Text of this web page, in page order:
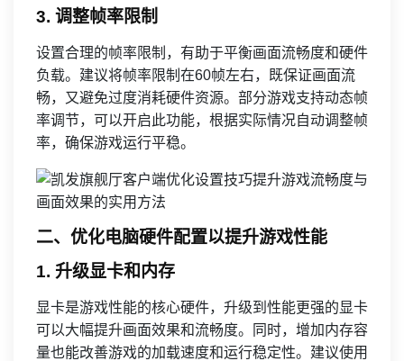
3. 调整帧率限制
设置合理的帧率限制，有助于平衡画面流畅度和硬件
负载。建议将帧率限制在60帧左右，既保证画面流
畅，又避免过度消耗硬件资源。部分游戏支持动态帧
率调节，可以开启此功能，根据实际情况自动调整帧
率，确保游戏运行平稳。
二、优化电脑硬件配置以提升游戏性能
1. 升级显卡和内存
显卡是游戏性能的核心硬件，升级到性能更强的显卡
可以大幅提升画面效果和流畅度。同时，增加内存容
量也能改善游戏的加载速度和运行稳定性。建议使用